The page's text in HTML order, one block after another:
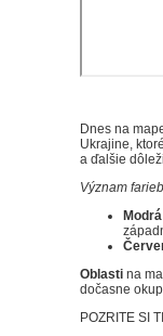
Dnes na
Ukrajine,
a ďalšie
Význam
Modrá
Oblasti na
dočasne
POZRITE SI